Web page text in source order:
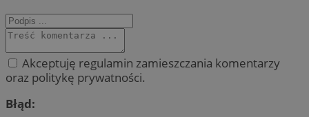
Akceptuję regulamin zamieszczania komentarzy
oraz politykę prywatności.
Błąd: